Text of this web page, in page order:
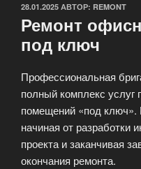
ОПУБЛИКОВАНО
28.01.2025 АВТОР: REMONT
Ремонт
под ключ
Профессиональная
полный комплекс
помещений «под
начиная от разработки
проекта и заканчивая
окончания ремонта.